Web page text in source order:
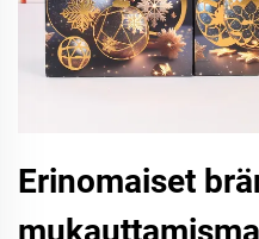
Erinomaiset